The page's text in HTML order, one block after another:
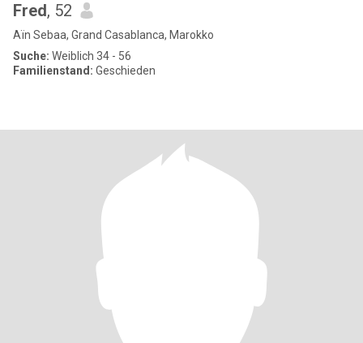
Fred, 52
Aïn Sebaa, Grand Casablanca, Marokko
Suche: Weiblich 34 - 56
Familienstand: Geschieden